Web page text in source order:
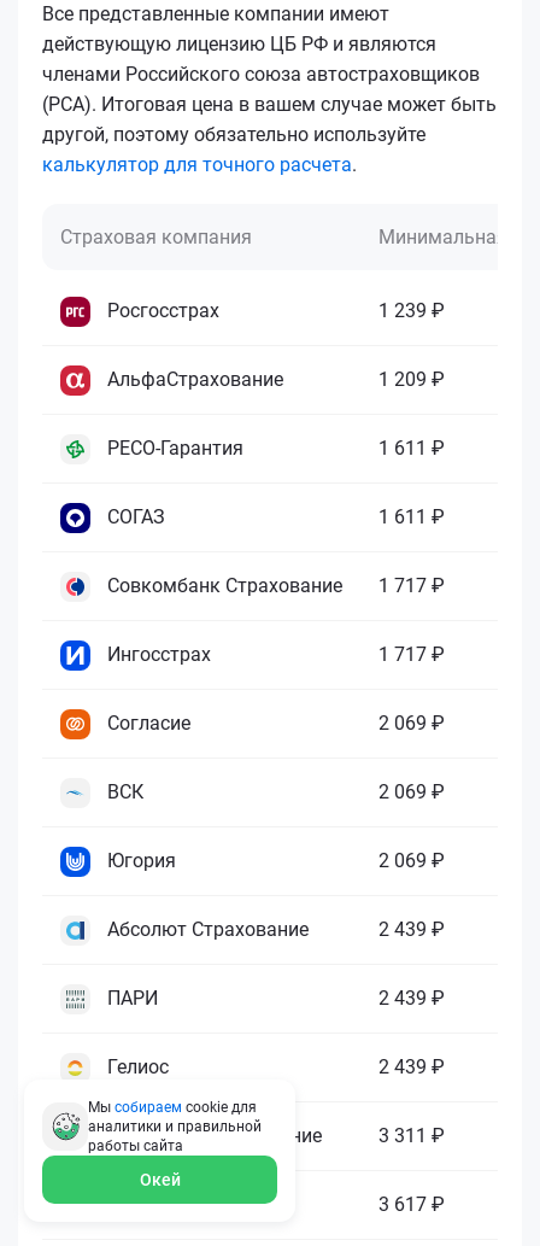
Все представленные компании имеют
действующую лицензию ЦБ РФ и являются
членами Российского союза автостраховщиков
(РСА). Итоговая цена в вашем случае может быть
другой, поэтому обязательно используйте
калькулятор для точного расчета.
Страховая компания Минимальная
Росгосстрах 1 239 ₽
АльфаСтрахование 1 209 ₽
РЕСО-Гарантия 1 611 ₽
СОГАЗ 1 611 ₽
Совкомбанк Страхование 1 717 ₽
Ингосстрах 1 717 ₽
Согласие 2 069 ₽
ВСК 2 069 ₽
Югория 2 069 ₽
Абсолют Страхование 2 439 ₽
ПАРИ 2 439 ₽
Гелиос 2 439 ₽
Ренессанс Страхование 3 311 ₽
Зетта Страхование 3 617 ₽
Мы собираем cookie для
аналитики и правильной
работы сайта
Окей